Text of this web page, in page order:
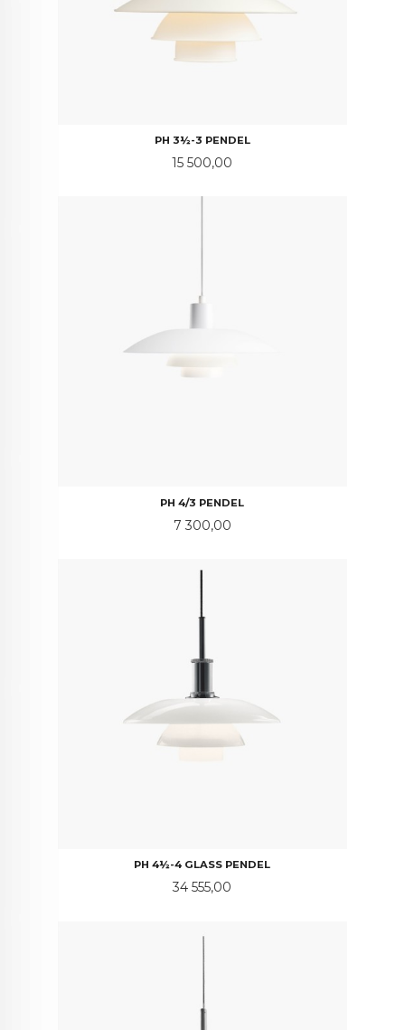
PH 3½-3 PENDEL
Pris
15 500,00
PH 4/3 PENDEL
Pris
7 300,00
PH 4½-4 GLASS PENDEL
Pris
34 555,00